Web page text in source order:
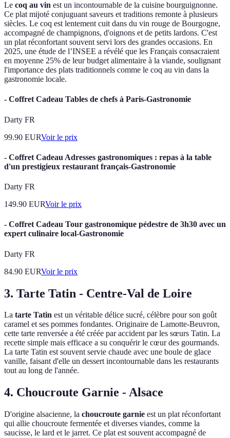
Le coq au vin est un incontournable de la cuisine bourguignonne.
Ce plat mijoté conjuguant saveurs et traditions remonte à plusieurs
siècles. Le coq est lentement cuit dans du vin rouge de Bourgogne,
accompagné de champignons, d'oignons et de petits lardons. C'est
un plat réconfortant souvent servi lors des grandes occasions. En
2025, une étude de l’INSEE a révélé que les Français consacraient
en moyenne 25% de leur budget alimentaire à la viande, soulignant
l'importance des plats traditionnels comme le coq au vin dans la
gastronomie locale.
- Coffret Cadeau Tables de chefs à Paris-Gastronomie
Darty FR
99.90 EURVoir le prix
- Coffret Cadeau Adresses gastronomiques : repas à la table
d'un prestigieux restaurant français-Gastronomie
Darty FR
149.90 EURVoir le prix
- Coffret Cadeau Tour gastronomique pédestre de 3h30 avec un
expert culinaire local-Gastronomie
Darty FR
84.90 EURVoir le prix
3. Tarte Tatin - Centre-Val de Loire
La tarte Tatin est un véritable délice sucré, célèbre pour son goût
caramel et ses pommes fondantes. Originaire de Lamotte-Beuvron,
cette tarte renversée a été créée par accident par les sœurs Tatin. La
recette simple mais efficace a su conquérir le cœur des gourmands.
La tarte Tatin est souvent servie chaude avec une boule de glace
vanille, faisant d'elle un dessert incontournable dans les restaurants
tout au long de l'année.
4. Choucroute Garnie - Alsace
D'origine alsacienne, la choucroute garnie est un plat réconfortant
qui allie choucroute fermentée et diverses viandes, comme la
saucisse, le lard et le jarret. Ce plat est souvent accompagné de